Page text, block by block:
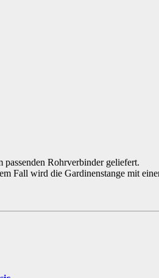
Rohrverbinder geliefert.
Fall wird die Gardinenstange mit